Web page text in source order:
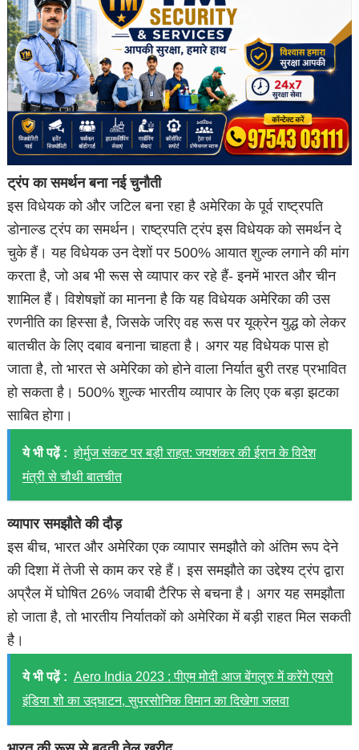
ट्रंप का समर्थन बना नई चुनौती
इस विधेयक को और जटिल बना रहा है अमेरिका के पूर्व राष्ट्रपति
डोनाल्ड ट्रंप का समर्थन। राष्ट्रपति ट्रंप इस विधेयक को समर्थन दे
चुके हैं। यह विधेयक उन देशों पर 500% आयात शुल्क लगाने की मांग
करता है, जो अब भी रूस से व्यापार कर रहे हैं- इनमें भारत और चीन
शामिल हैं। विशेषज्ञों का मानना है कि यह विधेयक अमेरिका की उस
रणनीति का हिस्सा है, जिसके जरिए वह रूस पर यूक्रेन युद्ध को लेकर
बातचीत के लिए दबाव बनाना चाहता है। अगर यह विधेयक पास हो
जाता है, तो भारत से अमेरिका को होने वाला निर्यात बुरी तरह प्रभावित
हो सकता है। 500% शुल्क भारतीय व्यापार के लिए एक बड़ा झटका
साबित होगा।
ये भी पढ़ें : होर्मुज संकट पर बड़ी राहत: जयशंकर की ईरान के विदेश
मंत्री से चौथी बातचीत
व्यापार समझौते की दौड़
इस बीच, भारत और अमेरिका एक व्यापार समझौते को अंतिम रूप देने
की दिशा में तेजी से काम कर रहे हैं। इस समझौते का उद्देश्य ट्रंप द्वारा
अप्रैल में घोषित 26% जवाबी टैरिफ से बचना है। अगर यह समझौता
हो जाता है, तो भारतीय निर्यातकों को अमेरिका में बड़ी राहत मिल सकती
है।
ये भी पढ़ें : Aero India 2023 : पीएम मोदी आज बेंगलुरु में करेंगे एयरो
इंडिया शो का उद्घाटन, सुपरसोनिक विमान का दिखेगा जलवा